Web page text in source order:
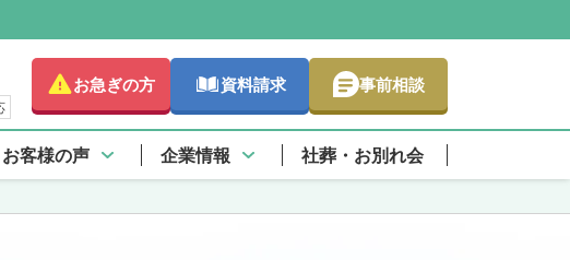
お急ぎの方 資料請求 事前相談
お客様の声 企業情報 社葬・お別れ会